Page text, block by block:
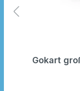
Gokart